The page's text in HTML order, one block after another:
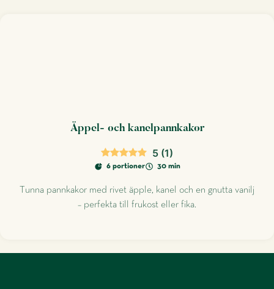
Äppel- och kanelpannkakor
5 (1)
6 portioner 30 min
Tunna pannkakor med rivet äpple, kanel och en gnutta vanilj
– perfekta till frukost eller fika.